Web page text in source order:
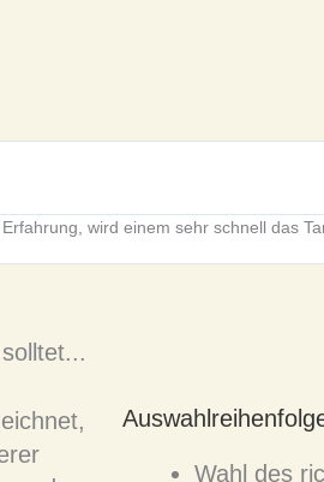
wird einem sehr schnell das
Wahl des